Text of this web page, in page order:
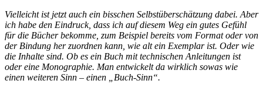
Vielleicht ist jetzt auch ein bisschen Selbstüberschätzung dabei. Aber
ich habe den Eindruck, dass ich auf diesem Weg ein gutes Gefühl
für die Bücher bekomme, zum Beispiel bereits vom Format oder von
der Bindung her zuordnen kann, wie alt ein Exemplar ist. Oder wie
die Inhalte sind. Ob es ein Buch mit technischen Anleitungen ist
oder eine Monographie. Man entwickelt da wirklich sowas wie
einen weiteren Sinn – einen „Buch-Sinn“.